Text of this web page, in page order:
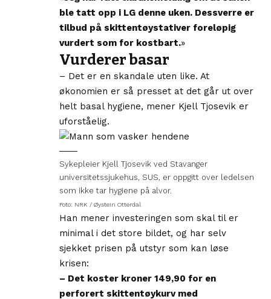
ble tatt opp i LG denne uken. Dessverre er
tilbud på skittentøystativer foreløpig
vurdert som for kostbart.»
Vurderer basar
– Det er en skandale uten like. At
økonomien er så presset at det går ut over
helt basal hygiene, mener Kjell Tjosevik er
uforståelig.
Sykepleier Kjell Tjosevik ved Stavanger
universitetssjukehus, SUS, er oppgitt over ledelsen
som ikke tar hygiene på alvor.
Foto: NRK / Øystein Otterdal
Han mener investeringen som skal til er
minimal i det store bildet, og har selv
sjekket prisen på utstyr som kan løse
krisen:
– Det koster kroner 149,90 for en
perforert skittentøykurv med